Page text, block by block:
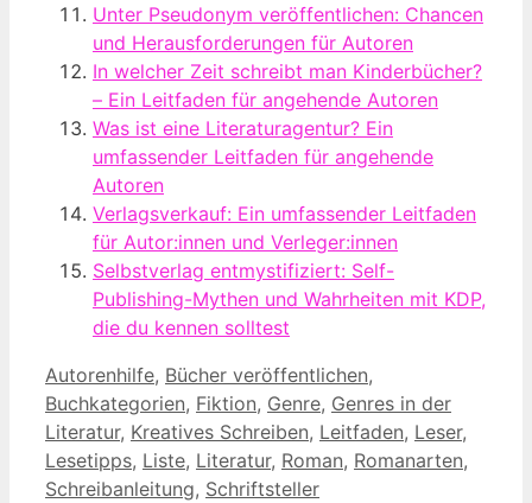
Unter Pseudonym veröffentlichen: Chancen
und Herausforderungen für Autoren
In welcher Zeit schreibt man Kinderbücher?
– Ein Leitfaden für angehende Autoren
Was ist eine Literaturagentur? Ein
umfassender Leitfaden für angehende
Autoren
Verlagsverkauf: Ein umfassender Leitfaden
für Autor:innen und Verleger:innen
Selbstverlag entmystifiziert: Self-
Publishing-Mythen und Wahrheiten mit KDP,
die du kennen solltest
Kategorien
Autorenhilfe, Bücher veröffentlichen,
Buchkategorien, Fiktion, Genre, Genres in der
Literatur, Kreatives Schreiben, Leitfaden, Leser,
Lesetipps, Liste, Literatur, Roman, Romanarten,
Schreibanleitung, Schriftsteller